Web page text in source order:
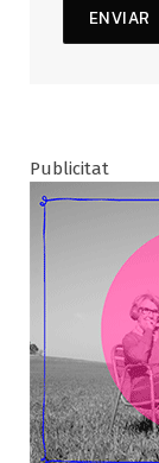
Publicitat